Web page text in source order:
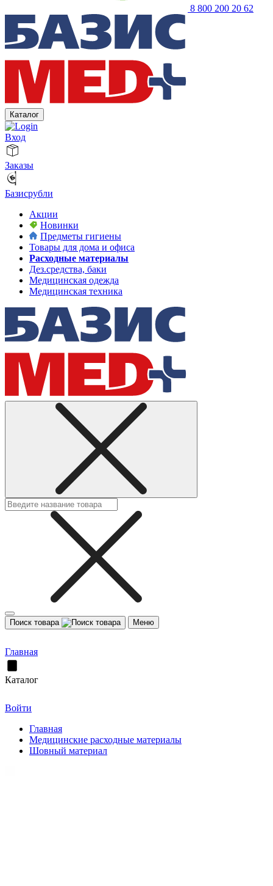
8 800 200 20 62
Каталог
Вход
Заказы
Базисрубли
Акции
Новинки
Предметы гигиены
Товары для дома и офиса
Расходные материалы
Дез.средства, баки
Медицинская одежда
Медицинская техника
Поиск товара Меню
Главная
Каталог
Войти
Главная
Медицинские расходные материалы
Шовный материал